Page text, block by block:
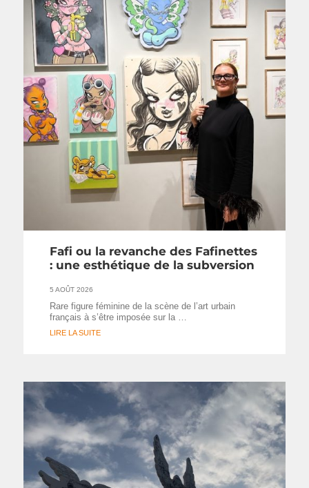
Fafi ou la revanche des Fafinettes
: une esthétique de la subversion
5 AOÛT 2026
Rare figure féminine de la scène de l’art urbain
français à s’être imposée sur la …
LIRE LA SUITE